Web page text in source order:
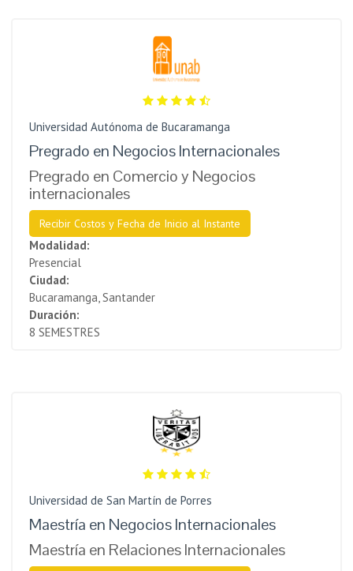
Universidad Autónoma de Bucaramanga
Pregrado en Negocios Internacionales
Pregrado en Comercio y Negocios
internacionales
Recibir Costos y Fecha de Inicio al Instante
Modalidad:
Presencial
Ciudad:
Bucaramanga, Santander
Duración:
8 SEMESTRES
Universidad de San Martín de Porres
Maestría en Negocios Internacionales
Maestría en Relaciones Internacionales